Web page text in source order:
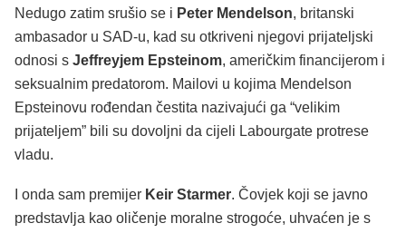
Nedugo zatim srušio se i Peter Mendelson, britanski
ambasador u SAD-u, kad su otkriveni njegovi prijateljski
odnosi s Jeffreyjem Epsteinom, američkim financijerom i
seksualnim predatorom. Mailovi u kojima Mendelson
Epsteinovu rođendan čestita nazivajući ga “velikim
prijateljem” bili su dovoljni da cijeli Labourgate protrese
vladu.
I onda sam premijer Keir Starmer. Čovjek koji se javno
predstavlja kao oličenje moralne strogoće, uhvaćen je s